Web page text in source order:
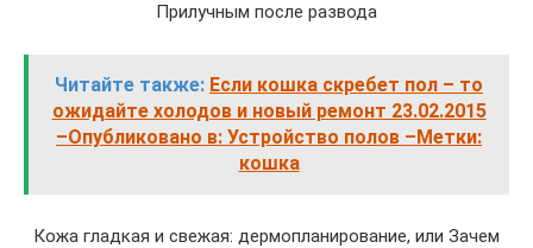
Прилучным после развода
Читайте также: Если кошка скребет пол – то
ожидайте холодов и новый ремонт 23.02.2015
–Опубликовано в: Устройство полов –Метки:
кошка
Кожа гладкая и свежая: дермопланирование, или Зачем